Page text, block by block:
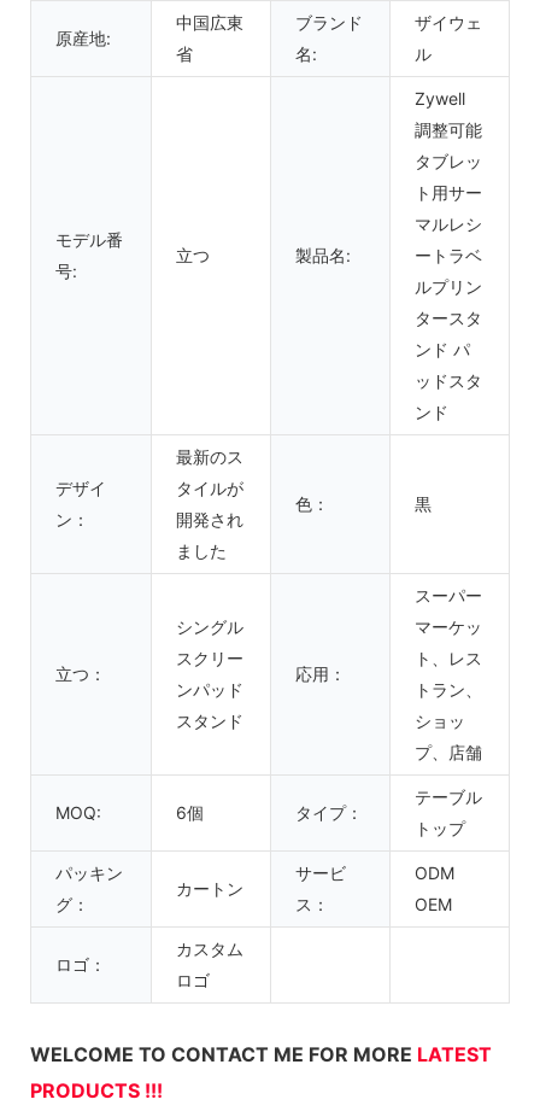
原産地:
中国広東
省
ブランド
名:
ザイウェ
ル
モデル番
号:
立つ 製品名:
Zywell
調整可能
タブレッ
ト用サー
マルレシ
ートラベ
ルプリン
タースタ
ンド パ
ッドスタ
ンド
デザイ
ン：
最新のス
タイルが
開発され
ました
色： 黒
立つ：
シングル
スクリー
ンパッド
スタンド
応用：
スーパー
マーケッ
ト、レス
トラン、
ショッ
プ、店舗
MOQ: 6個 タイプ：
テーブル
トップ
パッキン
グ：
カートン
サービ
ス：
ODM
OEM
ロゴ：
カスタム
ロゴ
WELCOME TO CONTACT ME FOR MORE LATEST
PRODUCTS !!!